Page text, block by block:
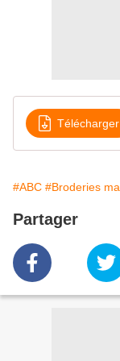
Télécharger
#ABC #Broderies
Partager